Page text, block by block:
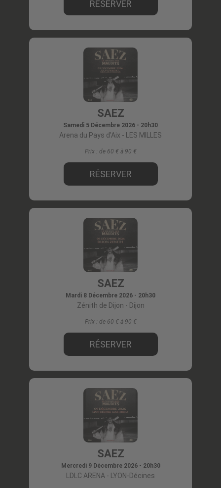
RÉSERVER
SAEZ
Samedi 5 Décembre 2026 - 20h30
Arena du Pays d'Aix - LES MILLES
Prix : de 60 € à 90
RÉSERVER
SAEZ
Mardi 8 Décembre 2026 - 20h30
Zénith de Dijon - Dijon
Prix : de 60 € à 90
RÉSERVER
SAEZ
Mercredi 9 Décembre 2026 - 20h30
LDLC ARENA - LYON-Décines